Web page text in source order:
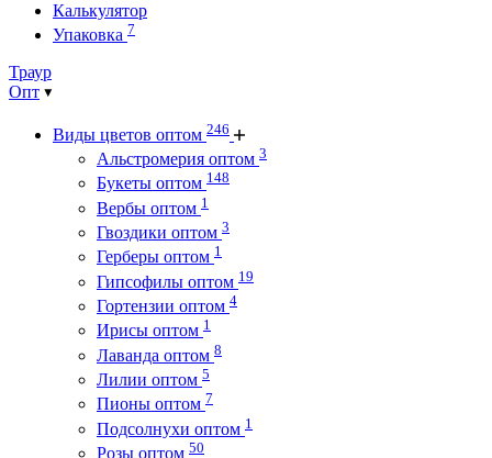
Калькулятор
Упаковка 7
Траур
Опт
Виды цветов оптом 246
Альстромерия оптом 3
Букеты оптом 148
Вербы оптом 1
Гвоздики оптом 3
Герберы оптом 1
Гипсофилы оптом 19
Гортензии оптом 4
Ирисы оптом 1
Лаванда оптом 8
Лилии оптом 5
Пионы оптом 7
Подсолнухи оптом 1
Розы оптом 50